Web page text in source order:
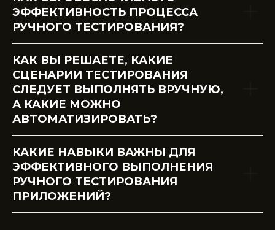
ЭФФЕКТИВНОСТЬ ПРОЦЕССА
РУЧНОГО ТЕСТИРОВАНИЯ?
КАК ВЫ РЕШАЕТЕ, КАКИЕ
СЦЕНАРИИ ТЕСТИРОВАНИЯ
СЛЕДУЕТ ВЫПОЛНЯТЬ ВРУЧНУЮ,
А КАКИЕ МОЖНО
АВТОМАТИЗИРОВАТЬ?
КАКИЕ НАВЫКИ ВАЖНЫ ДЛЯ
ЭФФЕКТИВНОГО ВЫПОЛНЕНИЯ
РУЧНОГО ТЕСТИРОВАНИЯ
ПРИЛОЖЕНИЙ?